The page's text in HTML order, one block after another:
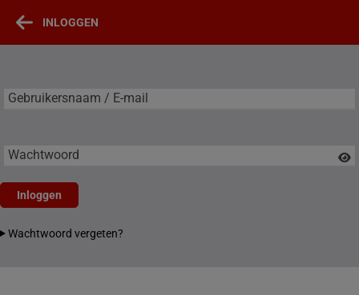
INLOGGEN
Gebruikersnaam / E-mail
Wachtwoord
Inloggen
Wachtwoord vergeten?